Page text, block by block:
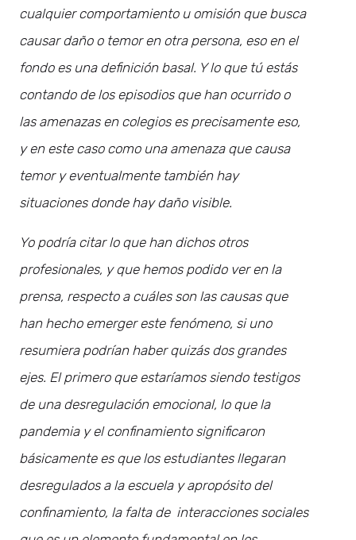
cualquier comportamiento u omisión que busca
causar daño o temor en otra persona, eso en el
fondo es una definición basal. Y lo que tú estás
contando de los episodios que han ocurrido o
las amenazas en colegios es precisamente eso,
y en este caso como una amenaza que causa
temor y eventualmente también hay
situaciones donde hay daño visible.
Yo podría citar lo que han dichos otros
profesionales, y que hemos podido ver en la
prensa, respecto a cuáles son las causas que
han hecho emerger este fenómeno, si uno
resumiera podrían haber quizás dos grandes
ejes. El primero que estaríamos siendo testigos
de una desregulación emocional, lo que la
pandemia y el confinamiento significaron
básicamente es que los estudiantes llegaran
desregulados a la escuela y apropósito del
confinamiento, la falta de interacciones sociales